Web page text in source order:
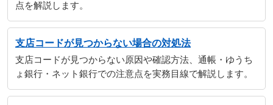
点を解説します。
支店コードが見つからない場合の対処法
支店コードが見つからない原因や確認方法、通帳・ゆうち
ょ銀行・ネット銀行での注意点を実務目線で解説します。